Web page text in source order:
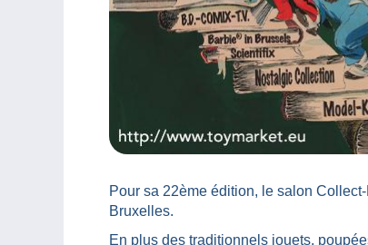
Pour sa 22ème édition, le salon
Bruxelles.
En plus des traditionnels jouets,